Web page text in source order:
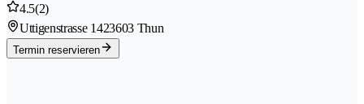
4.5(2)
Uttigenstrasse 1423603 Thun
Termin reservieren